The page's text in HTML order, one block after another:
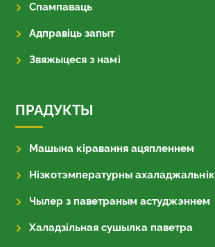
Спампаваць
Адправіць запыт
Звяжыцеся з намі
ПРАДУКТЫ
Машына кіравання ацяпленнем
Нізкотэмпературны ахаладжальнік
Чылер з паветраным астуджэннем
Халадзільная сушылка паветра